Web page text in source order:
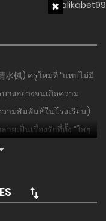
水楓) ครูใหม่ที่ “แทบไม่มี
างอย่างจนเกิดความ
ามสัมพันธ์ในโรงเรียน)
ยเป็นเรื่องรักที่ทั้ง “ใสๆ
เรียนนี้เต็มไปด้วยความ
นั้น!